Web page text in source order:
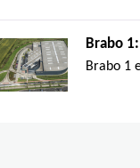
Brabo
Brabo 1